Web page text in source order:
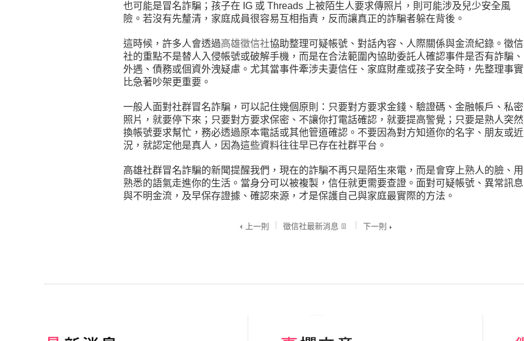
也可能是冒名詐騙；孩子在 IG 或 Threads 上被陌生人要求傳照片，則可能涉及兒少安全風
險。若沒有先釐清，家庭成員很容易互相指責，反而讓真正的詐騙者躲在背後。
這時候，許多人會透過高雄徵信社協助整理可疑帳號、對話內容、人際關係與金流紀錄。徵信
社的重點不是替人入侵帳號或破解手機，而是在合法範圍內協助委託人確認事件是否有詐騙、
外遇、債務或個資外洩疑慮。尤其當事件牽涉夫妻信任、家庭財產或孩子安全時，先整理事實
比急著吵架更重要。
一般人面對社群冒名詐騙，可以記住幾個原則：只要對方要求金錢、驗證碼、金融帳戶、私密
照片，就要停下來；只要對方要求保密、不讓你打電話確認，就要提高警覺；只要是熟人突然
換帳號要求幫忙，務必透過原本電話或其他管道確認。不要因為對方知道你的名字、朋友或近
況，就認定他是真人，因為這些資料往往早已存在社群平台。
高雄社群冒名詐騙的新聞提醒我們，現在的詐騙不再只是陌生來電，而是會穿上熟人的臉、用
熟悉的語氣走進你的生活。當身分可以被複製，信任就更需要查證。面對可疑帳號、異常訊息
與不明金流，及早保存證據、確認來源，才是保護自己與家庭最實際的方法。
上一則 徵信社最新消息 下一則